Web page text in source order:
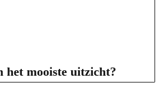
het mooiste uitzicht?